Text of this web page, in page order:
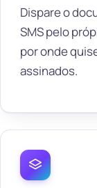
Dispare o
SMS pelo
por onde
assinados.